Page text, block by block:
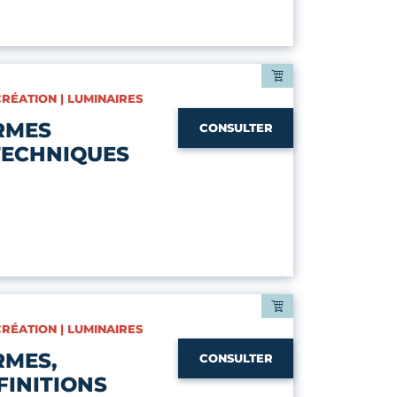
| LUMINAIRES
CONSULTER
| LUMINAIRES
CONSULTER